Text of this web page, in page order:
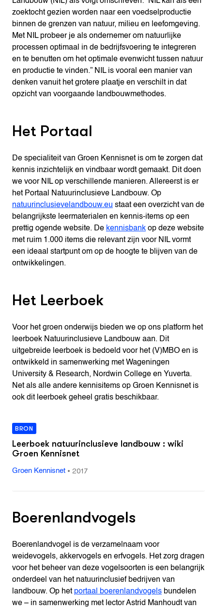
zoektocht gezien worden naar een voedselproductie
binnen de grenzen van natuur, milieu en leefomgeving.
Met NIL probeer je als ondernemer om natuurlijke
processen optimaal in de bedrijfsvoering te integreren
en te benutten om het optimale evenwicht tussen natuur
en productie te vinden.” NIL is vooral een manier van
denken vanuit het grotere plaatje en verschilt in dat
opzicht van voorgaande landbouwmethodes.
Het Portaal
De specialiteit van Groen Kennisnet is om te zorgen dat
kennis inzichtelijk en vindbaar wordt gemaakt. Dit doen
we voor NIL op verschillende manieren. Allereerst is er
het Portaal Natuurinclusieve Landbouw. Op
natuurinclusievelandbouw.eu staat een overzicht van de
belangrijkste leermaterialen en kennis-items op een
prettig ogende website. De kennisbankop deze website
met ruim 1.000 items die relevant zijn voor NIL vormt
een ideaal startpunt om op de hoogte te blijven van de
ontwikkelingen.
Het Leerboek
Voor het groen onderwijs bieden we op ons platform het
leerboek Natuurinclusieve Landbouw aan. Dit
uitgebreide leerboek is bedoeld voor het (V)MBO en is
ontwikkeld in samenwerking met Wageningen
University & Research, Nordwin College en Yuverta.
Net als alle andere kennisitems op Groen Kennisnet is
ook dit leerboek geheel gratis beschikbaar.
BRON
Leerboek natuurinclusieve landbouw : wiki
Groen Kennisnet
Groen Kennisnet• 2017
Boerenlandvogels
Boerenlandvogel is de verzamelnaam voor
weidevogels, akkervogels en erfvogels. Het zorg dragen
voor het beheer van deze vogelsoorten is een belangrijk
onderdeel van het natuurinclusief bedrijven van
landbouw. Op het portaal boerenlandvogelsbundelen
we – in samenwerking met lector Astrid Manhoudt van